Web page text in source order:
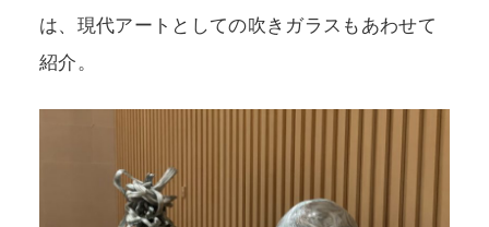
は、現代アートとしての吹きガラスもあわせて
紹介。